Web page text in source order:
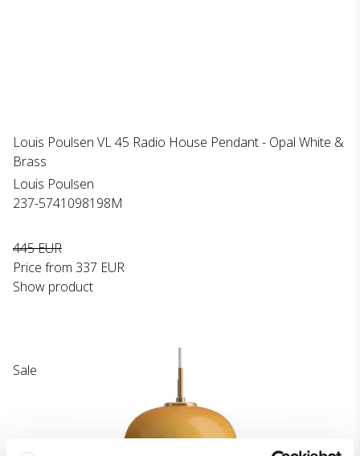
Louis Poulsen VL 45 Radio House Pendant - Opal White &
Brass
Louis Poulsen
237-5741098198M
445 EUR
Price from 337 EUR
Show product
Sale